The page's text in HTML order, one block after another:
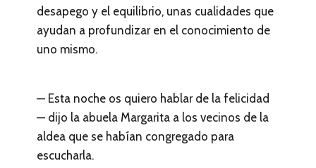
desapego y el equilibrio, unas cualidades que
ayudan a profundizar en el conocimiento de
uno mismo.
— Esta noche os quiero hablar de la felicidad
— dijo la abuela Margarita a los vecinos de la
aldea que se habían congregado para
escucharla.